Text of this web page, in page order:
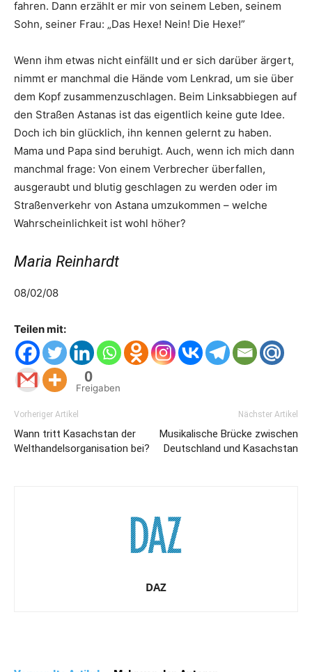
fahren. Dann erzählt er mir von seinem Leben, seinem
Sohn, seiner Frau: „Das Hexe! Nein! Die Hexe!”
Wenn ihm etwas nicht einfällt und er sich darüber ärgert,
nimmt er manchmal die Hände vom Lenkrad, um sie über
dem Kopf zusammenzuschlagen. Beim Linksabbiegen auf
den Straßen Astanas ist das eigentlich keine gute Idee.
Doch ich bin glücklich, ihn kennen gelernt zu haben.
Mama und Papa sind beruhigt. Auch, wenn ich mich dann
manchmal frage: Von einem Verbrecher überfallen,
ausgeraubt und blutig geschlagen zu werden oder im
Straßenverkehr von Astana umzukommen – welche
Wahrscheinlichkeit ist wohl höher?
Maria Reinhardt
08/02/08
Teilen mit:
0
Freigaben
Vorheriger Artikel
Wann tritt Kasachstan der
Welthandelsorganisation bei?
Nächster Artikel
Musikalische Brücke zwischen
Deutschland und Kasachstan
DAZ